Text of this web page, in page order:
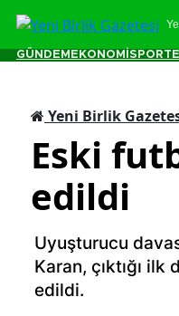
GÜNDEM EKONOMİ SPOR
Yeni Birlik
Eski
edildi
Uyuşturucu
Karan, çıktığı ilk
edildi.